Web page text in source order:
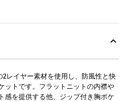
2レイヤー素材を使用し、防風性と快
ットです。フラットニットの内襟や
感を提供する他、ジップ付き胸ポケ